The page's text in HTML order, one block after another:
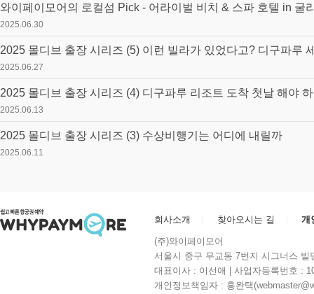
와이페이모어의 로컬섬 Pick - 어라이벌 비치 & 스파 호텔 in 굴
2025.06.30
2025.06.27
2025 몰디브 출장 시리즈 (4) 디구파루 리조트 도착 첫날 해야
2025.06.13
2025 몰디브 출장 시리즈 (3) 수상비행기는 어디에 내릴까
2025.06.11
회사소개 찾아오시는 길 개
(주)와이페이모어
서울시 중구 무교동 7번지 시그너스 빌
대표이사 : 이선애 | 사업자등록번호 :
개인정보책임자 : 홍완택